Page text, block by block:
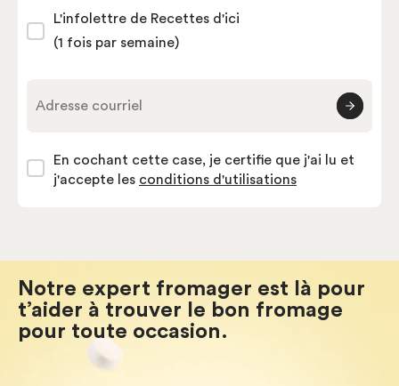
L'infolettre de Recettes d'ici
(1 fois par semaine)
Adresse courriel
En cochant cette case, je certifie que j'ai lu et
j'accepte les conditions d'utilisations
Notre expert fromager est là pour
t’aider à trouver le bon fromage
pour toute occasion.